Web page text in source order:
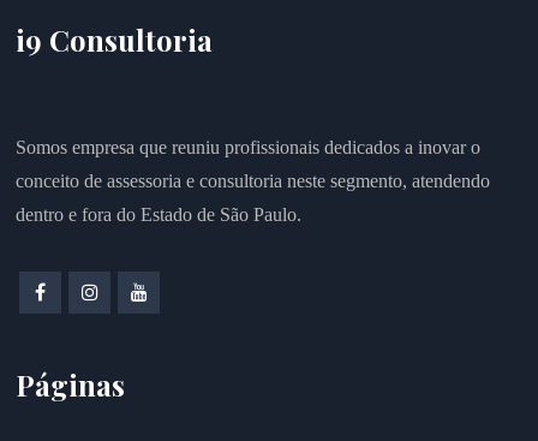
i9 Consultoria
Somos empresa que reuniu profissionais dedicados a inovar o
conceito de assessoria e consultoria neste segmento, atendendo
dentro e fora do Estado de São Paulo.
Páginas